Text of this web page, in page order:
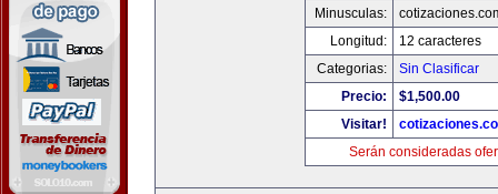
Minusculas:
Longitud:
12 caracteres
Categorias:
Sin Clasificar
Precio:
$1,500.00
Visitar!
Serán consideradas